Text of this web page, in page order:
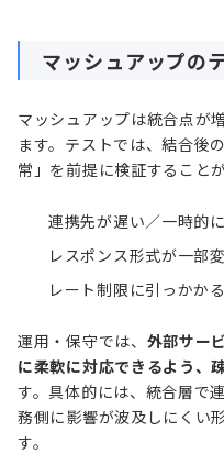
マッシュアップの
マッシュアップは統合点が
ます。テストでは、結合後
常」を前提に検証すること
連携先が遅い／一時的
レスポンス形式が一部
レート制限に引っかか
運用・保守では、 外部サー
に柔軟に対応できるよう、
す。具体的には、統合層で
務側に影響が波及しにくい
す。